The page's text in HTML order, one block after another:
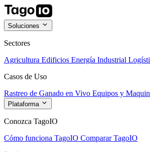
Soluciones
Sectores
Agricultura Edificios Energía Industrial
Casos de Uso
Rastreo de Ganado en Vivo Equipos y
Plataforma
Conozca TagoIO
Cómo funciona TagoIO Comparar TagoIO